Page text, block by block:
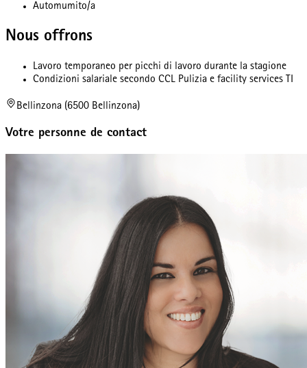
Automumito/a
Nous offrons
Lavoro temporaneo per picchi di lavoro durante la stagione
Condizioni salariale secondo CCL Pulizia e facility services TI
Bellinzona (6500 Bellinzona)
Votre personne de contact